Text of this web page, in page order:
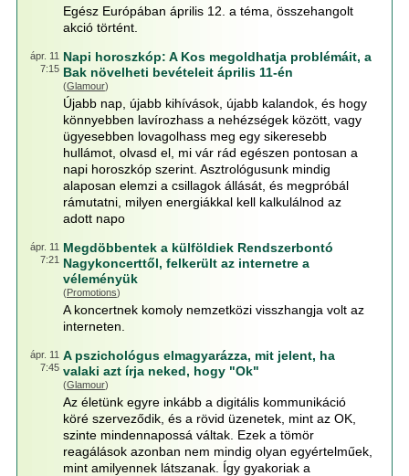
Egész Európában április 12. a téma, összehangolt
akció történt.
ápr. 11
7:15
Napi horoszkóp: A Kos megoldhatja problémáit, a
Bak növelheti bevételeit április 11-én
(Glamour)
Újabb nap, újabb kihívások, újabb kalandok, és hogy
könnyebben lavírozhass a nehézségek között, vagy
ügyesebben lovagolhass meg egy sikeresebb
hullámot, olvasd el, mi vár rád egészen pontosan a
napi horoszkóp szerint. Asztrológusunk mindig
alaposan elemzi a csillagok állását, és megpróbál
rámutatni, milyen energiákkal kell kalkulálnod az
adott napo
ápr. 11
7:21
Megdöbbentek a külföldiek Rendszerbontó
Nagykoncerttől, felkerült az internetre a
véleményük
(Promotions)
A koncertnek komoly nemzetközi visszhangja volt az
interneten.
ápr. 11
7:45
A pszichológus elmagyarázza, mit jelent, ha
valaki azt írja neked, hogy "Ok"
(Glamour)
Az életünk egyre inkább a digitális kommunikáció
köré szerveződik, és a rövid üzenetek, mint az OK,
szinte mindennapossá váltak. Ezek a tömör
reagálások azonban nem mindig olyan egyértelműek,
mint amilyennek látszanak. Így gyakoriak a